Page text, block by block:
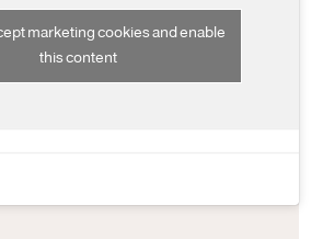
marketing cookies and enable
this content